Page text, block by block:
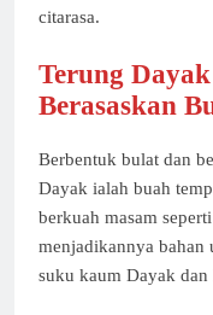
citarasa.
Terung
Berasaskan
Berbentuk bulat dan
Dayak ialah buah
berkuah masam
menjadikannya bahan
suku kaum Dayak dan